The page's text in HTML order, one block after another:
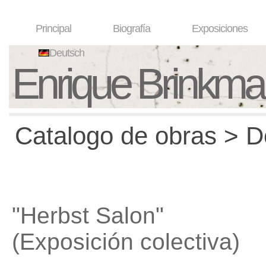
Principal Biografía Exposiciones
Deutsch
Enrique
Catalogo de obras >
"Herbst Salon"
(Exposición colectiva)